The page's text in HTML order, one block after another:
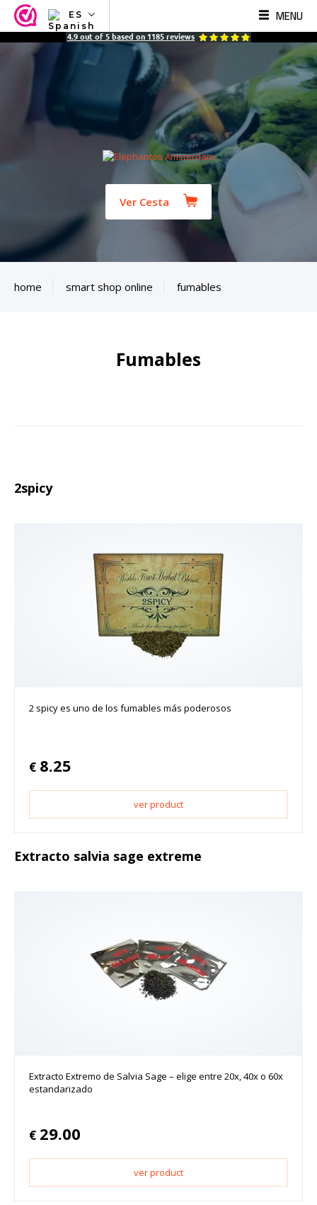
ES
NL
ES
MENU
4.9 out of 5 based on 1185 reviews
Ver Cesta
home smart shop online fumables
Fumables
2spicy
2 spicy es uno de los fumables más poderosos
€ 8.25
ver product
Extracto salvia sage extreme
Extracto Extremo de Salvia Sage – elige entre 20x, 40x o 60x
estandarizado
€ 29.00
ver product